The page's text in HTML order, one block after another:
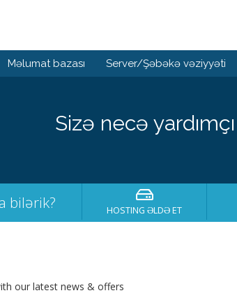
Məlumat bazası Server/Şəbəkə vəziyyəti
Sizə necə
bilərik? HOSTING ƏLDƏ ET
our latest news & offers